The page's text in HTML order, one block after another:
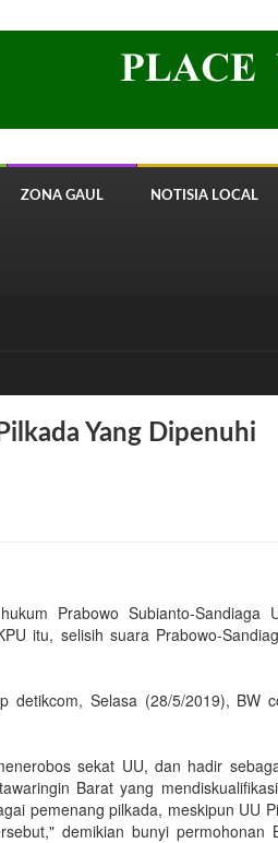
ZONA GAUL NOTISIA LOCAL
Yang Dipenuhi
Prabowo Subianto-Sandiaga
itu, selisih suara Prabowo-
detikcom, Selasa (28/5/2019), BW
sekat UU, dan hadir
Barat yang
pemenang pilkada, meskipun UU
demikian bunyi permohonan